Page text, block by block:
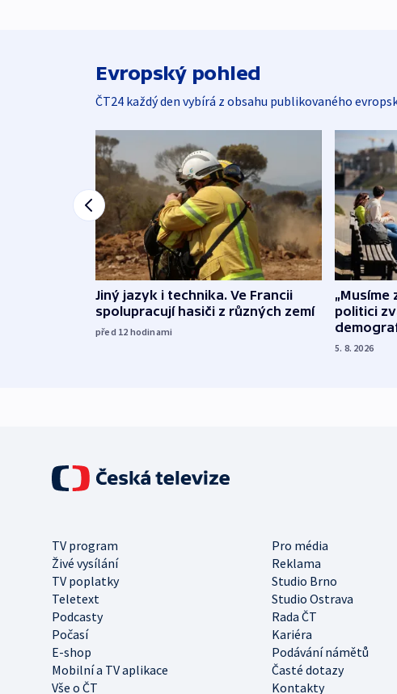
Evropský pohled
ČT24 každý den vybírá z obsahu publikovaného
Jiný jazyk i technika. Ve Francii
spolupracují hasiči z různých zemí
před 12 hodinami
„Musíme
politici
5. 8. 2026
TV program
Pro média
Živé vysílání
Reklama
TV poplatky
Studio Brno
Teletext
Studio Ostrava
Podcasty
Rada ČT
Počasí
Kariéra
E-shop
Podávání námětů
Mobilní a TV aplikace
Časté dotazy
Vše o ČT
Kontakty